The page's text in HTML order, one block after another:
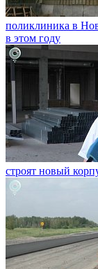
поликлиника в
в этом году
строят новый